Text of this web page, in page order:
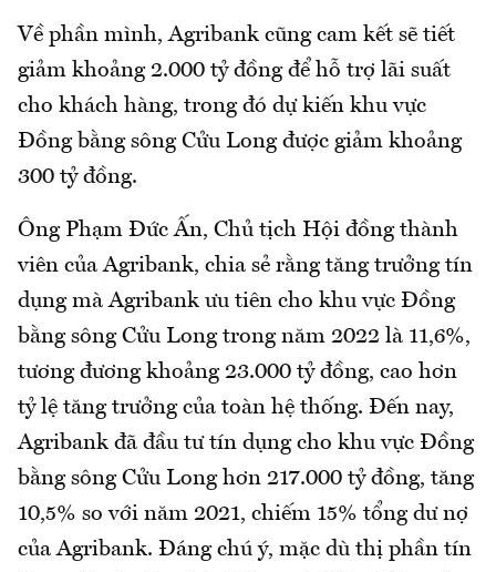
Về phần mình, Agribank cũng cam kết sẽ tiết
giảm khoảng 2.000 tỷ đồng để hỗ trợ lãi suất
cho khách hàng, trong đó dự kiến khu vực
Đồng bằng sông Cửu Long được giảm khoảng
300 tỷ đồng.
Ông Phạm Đức Ấn, Chủ tịch Hội đồng thành
viên của Agribank, chia sẻ rằng tăng trưởng tín
dụng mà Agribank ưu tiên cho khu vực Đồng
bằng sông Cửu Long trong năm 2022 là 11,6%,
tương đương khoảng 23.000 tỷ đồng, cao hơn
tỷ lệ tăng trưởng của toàn hệ thống. Đến nay,
Agribank đã đầu tư tín dụng cho khu vực Đồng
bằng sông Cửu Long hơn 217.000 tỷ đồng, tăng
10,5% so với năm 2021, chiếm 15% tổng dư nợ
của Agribank. Đáng chú ý, mặc dù thị phần tín